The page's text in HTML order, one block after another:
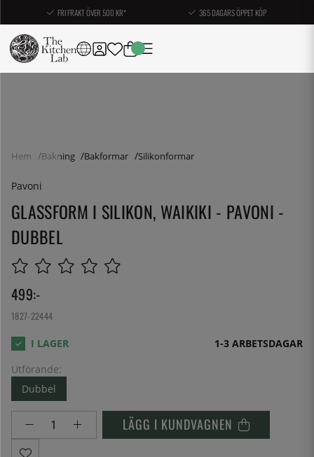
FRI FRAKT ÖVER 500 KR* 365 DAGARS ÖPPET KÖP
Hem Bakning Bakformar Silikonformar
Pavoni
GLASSFORM I SILIKON, WAIKIKI - PAVONI -
DUBBEL
499:-
1827-22444
1-3 ARBETSDAGAR
Utförande:
Dubbel
LÄGG I KUNDVAGNEN